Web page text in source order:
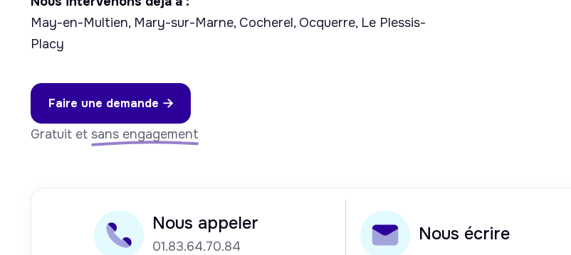
May-en-Multien, Mary-sur-Marne, Cocherel, Ocquerre, Le Plessis-
Placy
Faire une demande 
Gratuit et sans engagement
Nous appeler
01.83.64.70.84
Nous écrire